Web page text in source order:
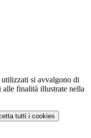
utilizzati si avvalgono di
alle finalità illustrate nella
tutti i cookies